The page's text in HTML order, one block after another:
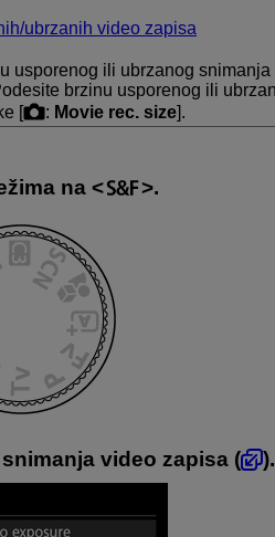
ubrzanih video zapisa
usporenog ili ubrzanog
brzinu usporenog ili
[
: Movie rec. size].
na .
video zapisa ( ).